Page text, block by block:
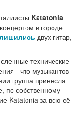
Katatonia
в городе
лишились двух гитар,
технические
- что музыкантов
группа принесла
по собственному
Katatonia за всю её